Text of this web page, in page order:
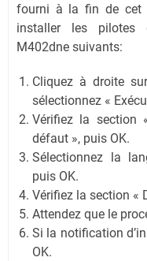
fourni à la fin de cet
installer les pilotes
M402dne suivants:
Cliquez à droite
sélectionnez «
Vérifiez la section
défaut », puis OK.
Sélectionnez la
puis OK.
Vérifiez la section «
Attendez que le
Si la notification
OK.